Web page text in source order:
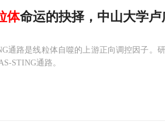
体命运的抉择，中山大学卢
通路是线粒体自噬的上游正向调控因子。
STING通路。